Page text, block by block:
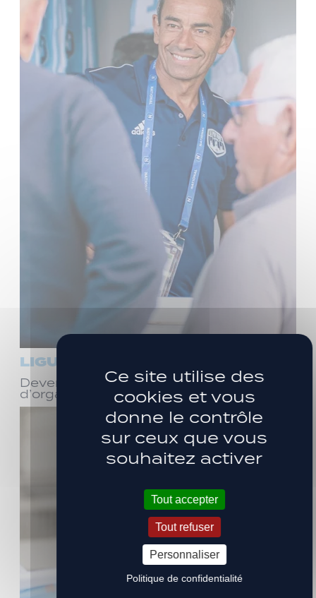
LIGUE 3
Devenez bénévole ! Réunion
d’organisation le samedi 8 août
Ce site utilise des
cookies et vous
donne le contrôle
sur ceux que vous
souhaitez activer
Tout accepter
Tout refuser
Personnaliser
Politique de confidentialité